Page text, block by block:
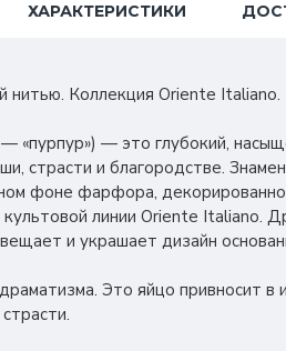
ХАРАКТЕРИСТИКИ
Коллекция Oriente Italiano.
«пурпур») — это глубокий,
страсти и благородстве.
фоне фарфора,
линии Oriente Italiano.
и украшает дизайн
Это яйцо привносит